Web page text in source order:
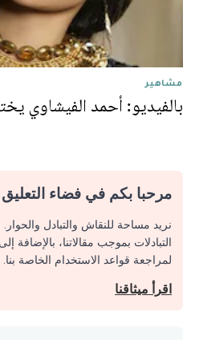
مشاهير
بالفيديو: أحمد الفيشاوي
مرحبا بكم في فضاء التعليق
نريد مساحة للنقاش والتبادل
التبادلات بموجب مقالاتنا،
لمراجعة قواعد الاستخدام الخاصة بنا.
اقرأ ميثاقنا